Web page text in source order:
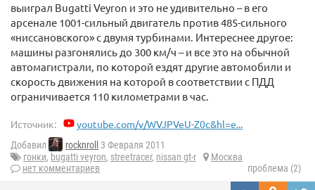
выиграл Bugatti Veyron и это не удивительно – в его
арсенале 1001-сильный двигатель против 485-сильного
«ниссановского» с двумя турбинами. Интереснее другое:
машины разгонялись до 300 км/ч – и все это на обычной
автомагистрали, по которой ездят другие автомобили и
скорость движения на которой в соответствии с ПДД
ограничивается 110 километрами в час.
Источник: youtube.com/v/WVJPVeU-Z0c&hl=e...
Добавил rocknroll
3 Февраля 2011
гонки, bugatti veyron, streetracer, nissan gt-r
Москва
нет комментариев
проблема (2)